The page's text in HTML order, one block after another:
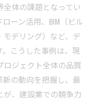
体の課題となってい
ーン活用、BIM（ビル
デリング）など、デ
こうした事例は、現
ロジェクト全体の品質
の動向を把握し、最
が、建設業での競争力